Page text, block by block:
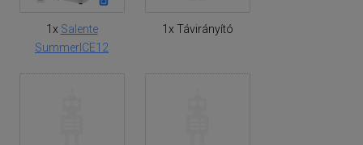
1x Salente
SummerICE12
1x Távirányító